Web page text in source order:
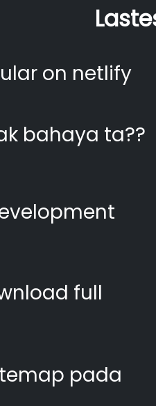
on netlify
bahaya ta??
full
pada